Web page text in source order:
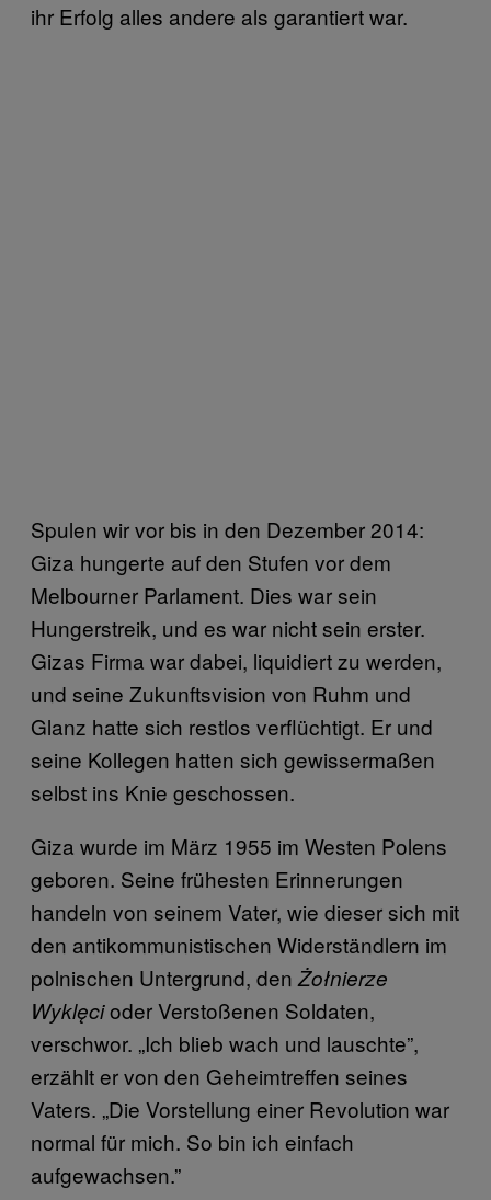
ihr Erfolg alles andere als garantiert war.
Spulen wir vor bis in den Dezember 2014:
Giza hungerte auf den Stufen vor dem
Melbourner Parlament. Dies war sein
Hungerstreik, und es war nicht sein erster.
Gizas Firma war dabei, liquidiert zu werden,
und seine Zukunftsvision von Ruhm und
Glanz hatte sich restlos verflüchtigt. Er und
seine Kollegen hatten sich gewissermaßen
selbst ins Knie geschossen.
Giza wurde im März 1955 im Westen Polens
geboren. Seine frühesten Erinnerungen
handeln von seinem Vater, wie dieser sich mit
den antikommunistischen Widerständlern im
polnischen Untergrund, den Żołnierze
Wyklęcioder Verstoßenen Soldaten,
verschwor. „Ich blieb wach und lauschte”,
erzählt er von den Geheimtreffen seines
Vaters. „Die Vorstellung einer Revolution war
normal für mich. So bin ich einfach
aufgewachsen.”